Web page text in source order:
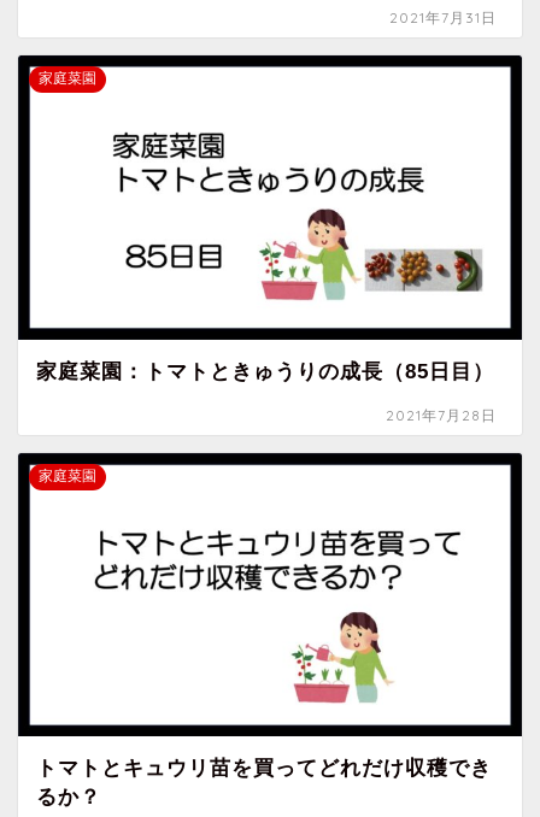
2021年7月31日
家庭菜園
家庭菜園：トマトときゅうりの成長（85日目）
2021年7月28日
家庭菜園
トマトとキュウリ苗を買ってどれだけ収穫でき
るか？